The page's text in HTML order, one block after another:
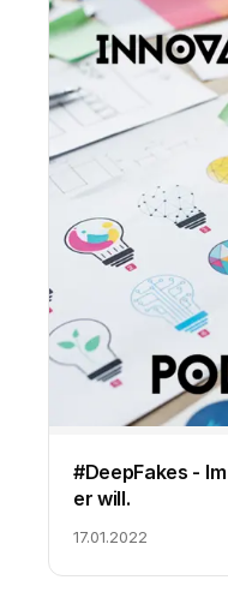
#DeepFakes -
er will.
17.01.2022